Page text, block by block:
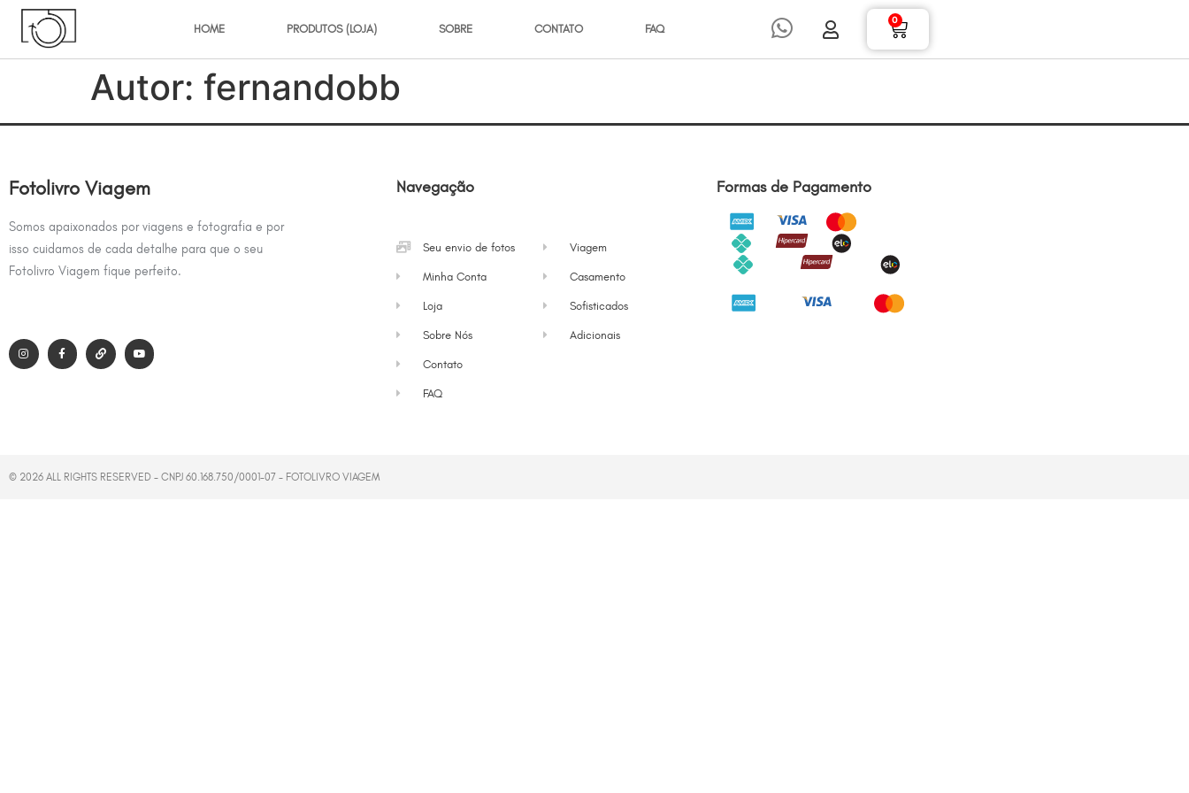
HOME PRODUTOS (LOJA) SOBRE CONTATO FAQ
0
Autor: fernandobb
Fotolivro Viagem
Somos apaixonados por viagens e fotografia e por
isso cuidamos de cada detalhe para que o seu
Fotolivro Viagem fique perfeito.
Navegação
Seu envio de fotos
Minha Conta
Loja
Sobre Nós
Contato
FAQ
Viagem
Casamento
Sofisticados
Adicionais
Formas de Pagamento
© 2026 ALL RIGHTS RESERVED - CNPJ 60.168.750/0001-07 - FOTOLIVRO VIAGEM